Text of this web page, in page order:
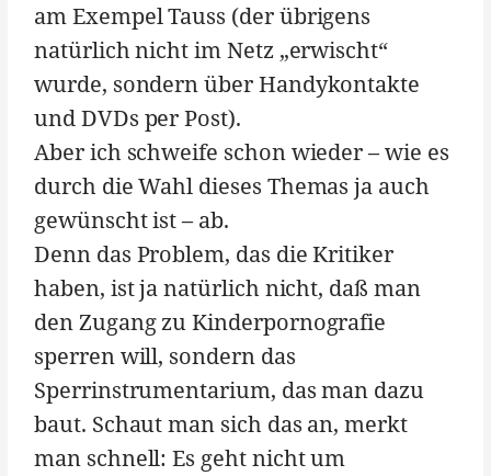
am Exempel Tauss (der übrigens
natürlich nicht im Netz „erwischt“
wurde, sondern über Handykontakte
und DVDs per Post).
Aber ich schweife schon wieder – wie es
durch die Wahl dieses Themas ja auch
gewünscht ist – ab.
Denn das Problem, das die Kritiker
haben, ist ja natürlich nicht, daß man
den Zugang zu Kinderpornografie
sperren will, sondern das
Sperrinstrumentarium, das man dazu
baut. Schaut man sich das an, merkt
man schnell: Es geht nicht um